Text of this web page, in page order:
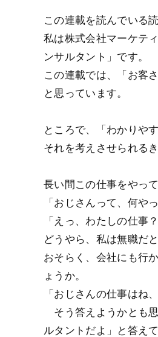
この連載を読んでいる
私は株式会社マーケテ
ンサルタント」です。
この連載では、「お客
と思っています。
ところで、「わかりや
それを考えさせられる
長い間この仕事をやっ
「おじさんって、何や
「えっ、わたしの仕事
どうやら、私は無職だ
おそらく、会社にも行
ょうか。
「おじさんの仕事はね
そう答えようかとも
ルタントだよ」と答え